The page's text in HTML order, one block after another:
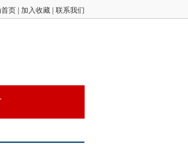
页 加入收藏 联系我们